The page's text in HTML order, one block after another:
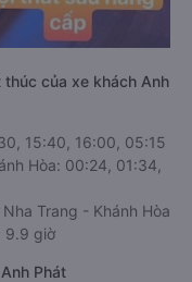
của xe khách Anh
15:40, 16:00, 05:15
Hòa: 00:24, 01:34,
Trang - Khánh Hòa
9.9 giờ
Phát